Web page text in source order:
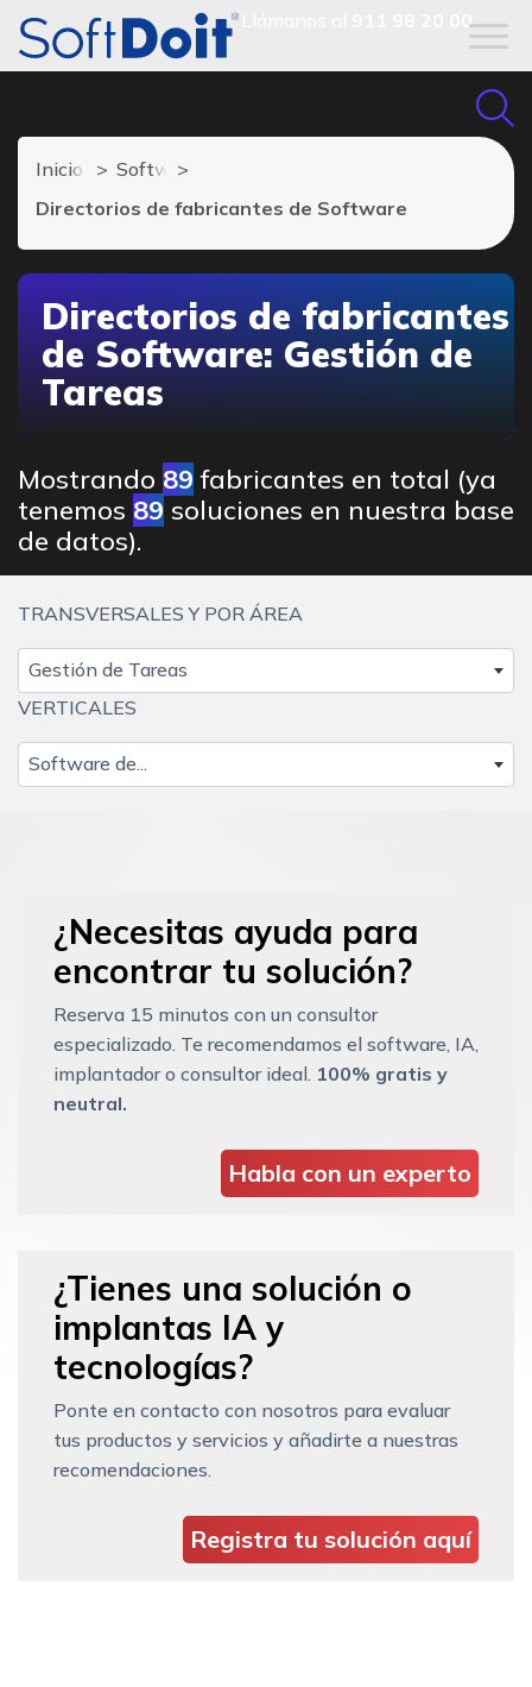
911 98 20 00
Inicio
Software de Gestión de Tareas
Directorios de fabricantes de Software
Directorios de fabricantes
de Software: Gestión de
Tareas
Mostrando 89 fabricantes en total (ya
tenemos 89 soluciones en nuestra base
de datos).
TRANSVERSALES Y POR ÁREA
Gestión de Tareas
VERTICALES
Software de...
¿Necesitas ayuda para
encontrar tu solución?
Reserva 15 minutos con un consultor
especializado. Te recomendamos el software, IA,
implantador o consultor ideal. 100% gratis y
neutral.
Habla con un experto
¿Tienes una solución o
implantas IA y
tecnologías?
Ponte en contacto con nosotros para evaluar
tus productos y servicios y añadirte a nuestras
recomendaciones.
Registra tu solución aquí